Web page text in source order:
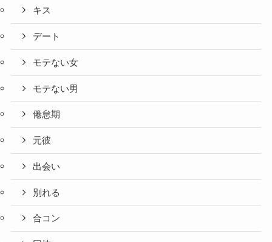
キス
デート
モテない女
モテない男
倦怠期
元彼
出会い
別れる
合コン